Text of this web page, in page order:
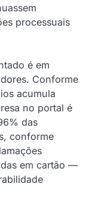
processuais
é em
Conforme
acumula
no portal é
das
conforme
em cartão —